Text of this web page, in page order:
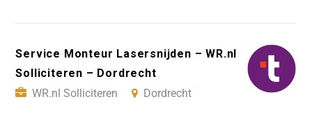
Service Monteur Lasersnijden – WR.nl
Solliciteren – Dordrecht
WR.nl Solliciteren
Dordrecht